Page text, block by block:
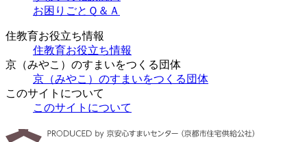
お困りごとＱ＆Ａ
住教育お役立ち情報
住教育お役立ち情報
京（みやこ）のすまいをつくる団体
京（みやこ）のすまいをつくる団体
このサイトについて
このサイトについて